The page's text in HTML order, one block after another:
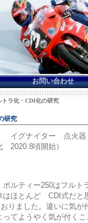
お問い合わせ
トラ化・CDI化の研究
研究
イグナイター 点火
2020.8頃開始）
ボルティー250はフル
ほとんど CDI式だと
りました。違いに気
ってようやく気が付く